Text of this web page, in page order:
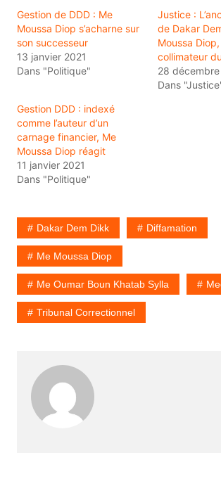
Gestion de DDD : Me
Moussa Diop s’acharne sur
son successeur
13 janvier 2021
Dans "Politique"
Justice :
de Dakar
Moussa
collimateur
28 décembre
Dans
Gestion DDD : indexé
comme l’auteur d’un
carnage financier, Me
Moussa Diop réagit
11 janvier 2021
Dans "Politique"
Dakar Dem Dikk Diffamation
Me Moussa Diop
Me Oumar Boun Khatab Sylla
Tribunal Correctionnel